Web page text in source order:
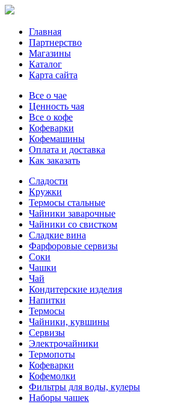
Главная
Партнерство
Магазины
Каталог
Карта сайта
Все о чае
Ценность чая
Все о кофе
Кофеварки
Кофемашины
Оплата и доставка
Как заказать
Сладости
Кружки
Термосы стальные
Чайники заварочные
Чайники со свистком
Сладкие вина
Фарфоровые сервизы
Соки
Чашки
Чай
Кондитерские изделия
Напитки
Термосы
Чайники, кувшины
Сервизы
Электрочайники
Термопоты
Кофеварки
Кофемолки
Фильтры для воды, кулеры
Наборы чашек